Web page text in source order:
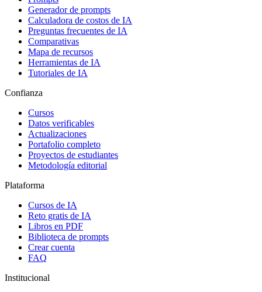
Generador de prompts
Calculadora de costos de IA
Preguntas frecuentes de IA
Comparativas
Mapa de recursos
Herramientas de IA
Tutoriales de IA
Confianza
Cursos
Datos verificables
Actualizaciones
Portafolio completo
Proyectos de estudiantes
Metodología editorial
Plataforma
Cursos de IA
Reto gratis de IA
Libros en PDF
Biblioteca de prompts
Crear cuenta
FAQ
Institucional